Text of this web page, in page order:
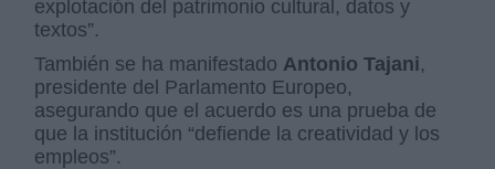
explotación del patrimonio cultural, datos y
textos”.
También se ha manifestado Antonio Tajani,
presidente del Parlamento Europeo,
asegurando que el acuerdo es una prueba de
que la institución “defiende la creatividad y los
empleos”.